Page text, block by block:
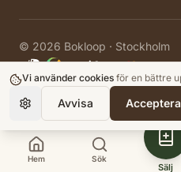
© 2026 Bokloop · Stockholm
Hem Sök
Sälj
Vi använder cookies för en bättre
Avvisa Acceptera